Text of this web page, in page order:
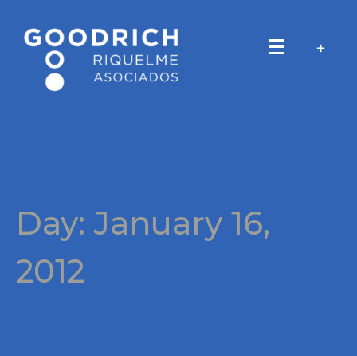
Day:January 16,
2012